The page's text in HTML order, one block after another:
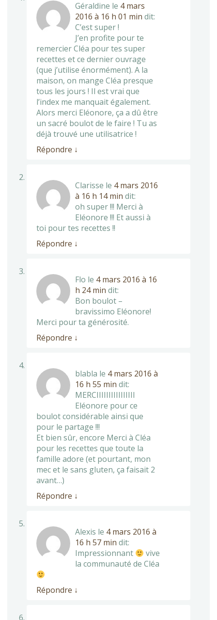
Géraldine le 4 mars
2016 à 16 h 01 min dit:
C’est super !
J’en profite pour te
remercier Cléa pour tes super
recettes et ce dernier ouvrage
(que j’utilise énormément). A la
maison, on mange Cléa presque
tous les jours ! Il est vrai que
l’index me manquait également.
Alors merci Eléonore, ça a dû être
un sacré boulot de le faire ! Tu as
déjà trouvé une utilisatrice !
Répondre ↓
Clarisse le 4 mars 2016
à 16 h 14 min dit:
oh super !!! Merci à
Eléonore !!! Et aussi à
toi pour tes recettes !!
Répondre ↓
Flo le 4 mars 2016 à 16
h 24 min dit:
Bon boulot –
bravissimo Eléonore!
Merci pour ta générosité.
Répondre ↓
blabla le 4 mars 2016 à
16 h 55 min dit:
MERCIIIIIIIIIIIIIIII
Eléonore pour ce
boulot considérable ainsi que
pour le partage !!!
Et bien sûr, encore Merci à Cléa
pour les recettes que toute la
famille adore (et pourtant, mon
mec et le sans gluten, ça faisait 2
avant…)
Répondre ↓
Alexis le 4 mars 2016 à
16 h 57 min dit:
Impressionnant
vive
la communauté de Cléa
Répondre ↓